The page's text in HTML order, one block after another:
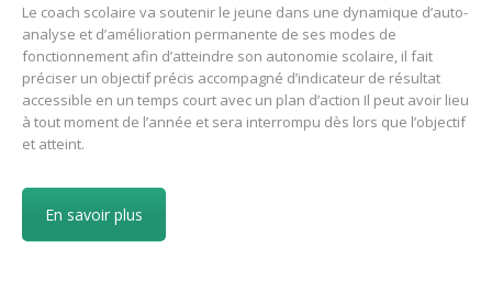
Le coach scolaire va soutenir le jeune dans une dynamique d’auto-
analyse et d’amélioration permanente de ses modes de
fonctionnement afin d’atteindre son autonomie scolaire, il fait
préciser un objectif précis accompagné d’indicateur de résultat
accessible en un temps court avec un plan d’action Il peut avoir lieu
à tout moment de l’année et sera interrompu dès lors que l’objectif
et atteint.
En savoir plus